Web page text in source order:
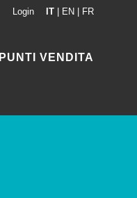
Login IT EN FR
PUNTI VENDITA